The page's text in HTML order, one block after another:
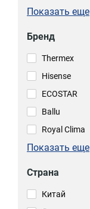
Показать еще
Бренд
Thermex
Hisense
ECOSTAR
Ballu
Royal Clima
Показать еще
Страна
Китай